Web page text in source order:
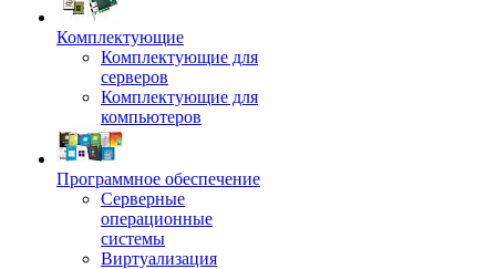
Комплектующие
Комплектующие для
серверов
Комплектующие для
компьютеров
Программное обеспечение
Серверные
операционные
системы
Виртуализация